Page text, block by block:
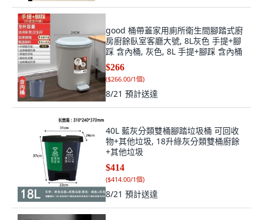
good 桶帶蓋家用廁所衛生間腳踏式廚
房廚餘臥室客廳大號, 8L灰色 手提+腳
踩 含內桶, 灰色, 8L 手提+腳踩 含內桶
$266
($266.00/1個)
8/21 預計送達
40L 藍灰分類雙桶腳踏垃圾桶 可回收
物+其他垃圾, 18升綠灰分類雙桶廚餘
+其他垃圾
$414
($414.00/1個)
8/21 預計送達